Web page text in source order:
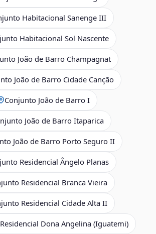
Habitacional Sanenge III
Habitacional Sol Nascente
João de Barro Champagnat
João de Barro Cidade Canção
Conjunto João de Barro I
João de Barro Itaparica
João de Barro Porto Seguro II
Residencial Ângelo Planas
Residencial Branca Vieira
Residencial Cidade Alta II
Dona Angelina (Iguatemi)